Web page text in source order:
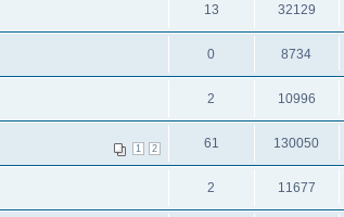
13 32129
0 8734
2 10996
1 2 61 130050
2 11677